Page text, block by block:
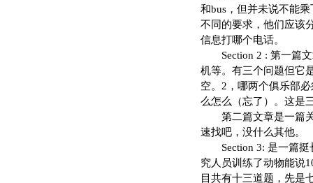
和bus，但并未说不能
不同的要求，他们应该
信息打哪个电话。
Section 2 : 第一篇文
机等。有三个问题但它
空。2，哪两个俱乐部
么怎么（忘了）。这是
第二篇文章是一篇关
速找吧，没什么其他。
Section 3: 是一篇挺
究人员训练了动物能说
目共有十三道题，先是